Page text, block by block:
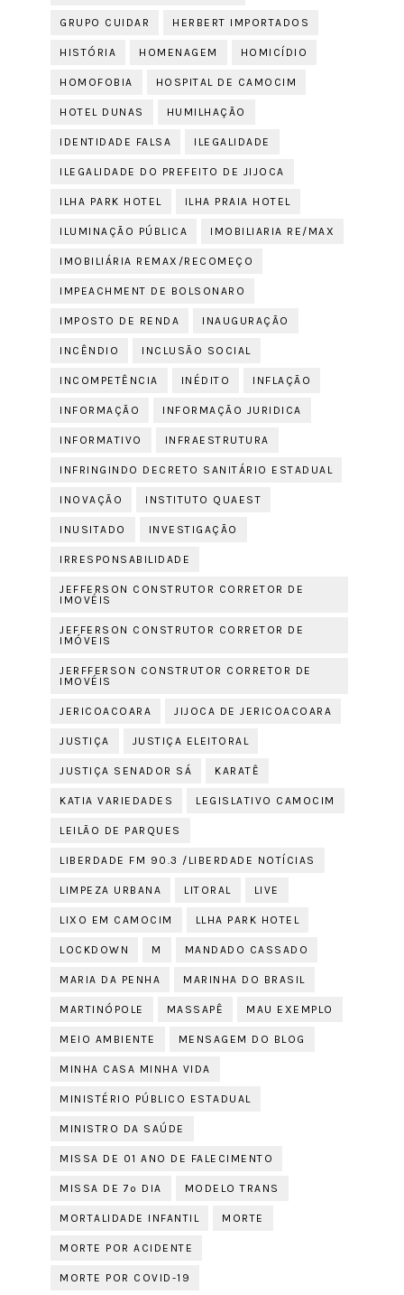
GRUPO CUIDAR HERBERT IMPORTADOS
HISTÓRIA HOMENAGEM HOMICÍDIO
HOMOFOBIA HOSPITAL DE CAMOCIM
HOTEL DUNAS HUMILHAÇÃO
IDENTIDADE FALSA ILEGALIDADE
ILEGALIDADE DO PREFEITO DE JIJOCA
ILHA PARK HOTEL ILHA PRAIA HOTEL
ILUMINAÇÃO PÚBLICA IMOBILIARIA RE/MAX
IMOBILIÁRIA REMAX/RECOMEÇO
IMPEACHMENT DE BOLSONARO
IMPOSTO DE RENDA INAUGURAÇÃO
INCÊNDIO INCLUSÃO SOCIAL
INCOMPETÊNCIA INÉDITO INFLAÇÃO
INFORMAÇÃO INFORMAÇÃO JURIDICA
INFORMATIVO INFRAESTRUTURA
INFRINGINDO DECRETO SANITÁRIO ESTADUAL
INOVAÇÃO INSTITUTO QUAEST
INUSITADO INVESTIGAÇÃO
IRRESPONSABILIDADE
JEFFERSON CONSTRUTOR CORRETOR DE
IMOVÉIS
JEFFERSON CONSTRUTOR CORRETOR DE
IMÓVEIS
JERFFERSON CONSTRUTOR CORRETOR DE
IMOVÉIS
JERICOACOARA JIJOCA DE JERICOACOARA
JUSTIÇA JUSTIÇA ELEITORAL
JUSTIÇA SENADOR SÁ KARATÊ
KATIA VARIEDADES LEGISLATIVO CAMOCIM
LEILÃO DE PARQUES
LIBERDADE FM 90.3 /LIBERDADE NOTÍCIAS
LIMPEZA URBANA LITORAL LIVE
LIXO EM CAMOCIM LLHA PARK HOTEL
LOCKDOWN M MANDADO CASSADO
MARIA DA PENHA MARINHA DO BRASIL
MARTINÓPOLE MASSAPÊ MAU EXEMPLO
MEIO AMBIENTE MENSAGEM DO BLOG
MINHA CASA MINHA VIDA
MINISTÉRIO PÚBLICO ESTADUAL
MINISTRO DA SAÚDE
MISSA DE 01 ANO DE FALECIMENTO
MISSA DE 7º DIA MODELO TRANS
MORTALIDADE INFANTIL MORTE
MORTE POR ACIDENTE
MORTE POR COVID-19